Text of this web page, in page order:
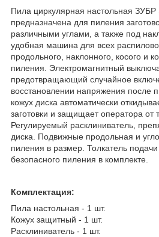
Пила циркулярная настольная
предназначена для пиления
различными углами, а также под
удобная машина для всех
продольного, наклонного, косого и
пиления. Электромагнитный
предотвращающий случайное
восстановлении напряжения после
кожух диска автоматически
заготовки и защищает оператора от
Регулируемый расклиниватель,
диска. Подвижные продольная и
пиления в размер. Толкатель подачи
безопасного пиления в комплекте.
Комплектация:
Пила настольная - 1 шт.
Кожух защитный - 1 шт.
Расклиниватель - 1 шт.